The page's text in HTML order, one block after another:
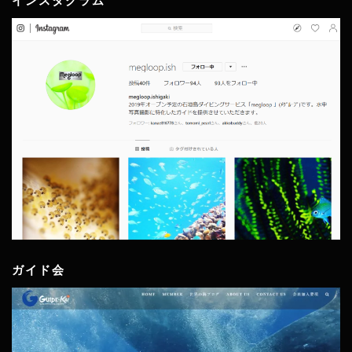
ガイド会